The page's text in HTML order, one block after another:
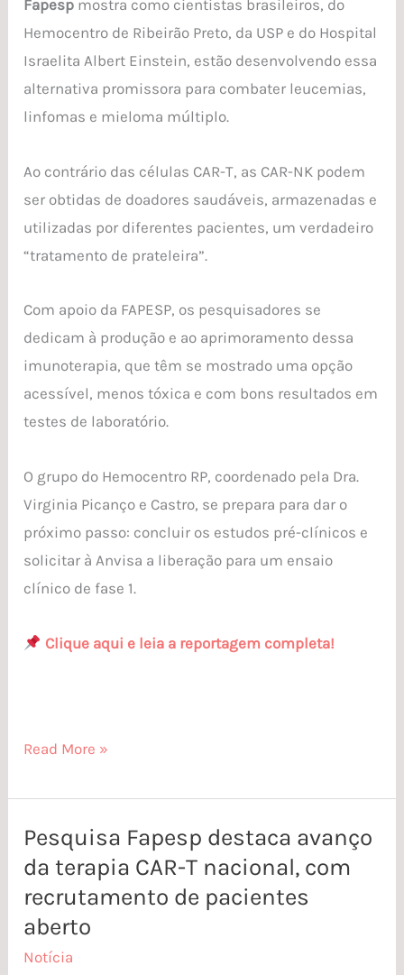
Fapesp mostra como cientistas brasileiros, do
Hemocentro de Ribeirão Preto, da USP e do Hospital
Israelita Albert Einstein, estão desenvolvendo essa
alternativa promissora para combater leucemias,
linfomas e mieloma múltiplo.
Ao contrário das células CAR-T, as CAR-NK podem
ser obtidas de doadores saudáveis, armazenadas e
utilizadas por diferentes pacientes, um verdadeiro
“tratamento de prateleira”.
Com apoio da FAPESP, os pesquisadores se
dedicam à produção e ao aprimoramento dessa
imunoterapia, que têm se mostrado uma opção
acessível, menos tóxica e com bons resultados em
testes de laboratório.
O grupo do Hemocentro RP, coordenado pela Dra.
Virginia Picanço e Castro, se prepara para dar o
próximo passo: concluir os estudos pré-clínicos e
solicitar à Anvisa a liberação para um ensaio
clínico de fase 1.
Clique aqui e leia a reportagem completa!
na
Pesquisa
Fapesp
Read More »
Pesquisa Fapesp destaca avanço
da terapia CAR-T nacional, com
recrutamento de pacientes
aberto
Notícia
Pesquisa
Fapesp
destaca
avanço